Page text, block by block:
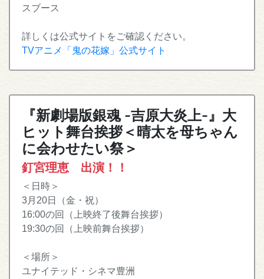
スブース
詳しくは公式サイトをご確認ください。
TVアニメ「鬼の花嫁」公式サイト
『新劇場版銀魂 -吉原大炎上-』大
ヒット舞台挨拶＜晴太を母ちゃん
に会わせたい祭＞
釘宮理恵 出演！！
＜日時＞
3月20日（金・祝）
16:00の回（上映終了後舞台挨拶）
19:30の回（上映前舞台挨拶）
＜場所＞
ユナイテッド・シネマ豊洲